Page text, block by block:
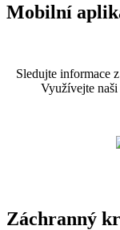
Mobilní
Sledujte informace
Využívejte
Záchranný